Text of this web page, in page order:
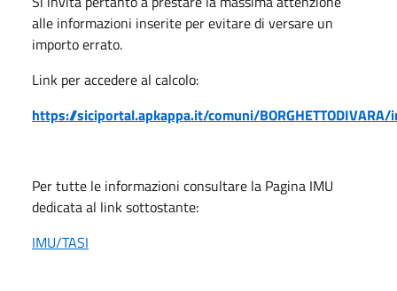
alle informazioni inserite per evitare di versare un
importo errato.
Link per accedere al calcolo:
https://siciportal.apkappa.it/comuni/
Per tutte le informazioni consultare la Pagina IMU
dedicata al link sottostante:
IMU/TASI